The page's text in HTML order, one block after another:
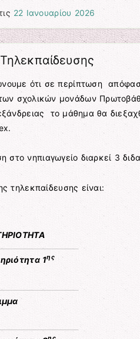
22 Ιανουαρίου 2026
ότι σε περίπτωση
των σχολικών μονάδων
το μάθημα θα
στο νηπιαγωγείο διαρκεί 3
τηλεκπαίδευσης είναι:
1ης